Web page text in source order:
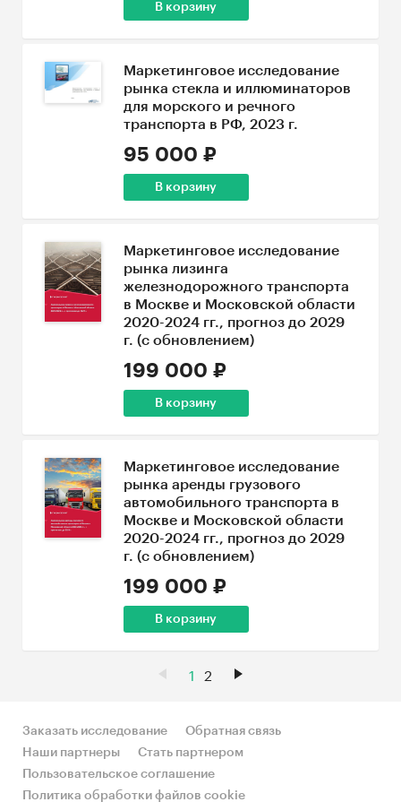
В корзину
Маркетинговое исследование
рынка стекла и иллюминаторов
для морского и речного
транспорта в РФ, 2023 г.
95 000 ₽
В корзину
Маркетинговое исследование
рынка лизинга
железнодорожного транспорта
в Москве и Московской области
2020-2024 гг., прогноз до 2029
г. (с обновлением)
199 000 ₽
В корзину
Маркетинговое исследование
рынка аренды грузового
автомобильного транспорта в
Москве и Московской области
2020-2024 гг., прогноз до 2029
г. (с обновлением)
199 000 ₽
В корзину
1 2
Заказать исследование
Обратная связь
Наши партнеры
Стать партнером
Пользовательское соглашение
Политика обработки файлов cookie